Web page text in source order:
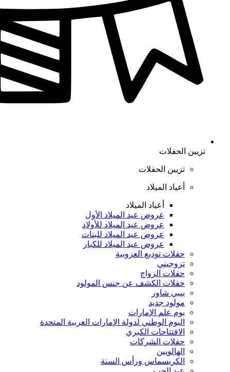
تزيين الحفلات
تزيين الحفلات
أعياد الميلاد
أعياد الميلاد
عروض عيد الميلاد الأول
عروض عيد الميلاد للأولاد
عروض عيد الميلاد للبنات
عروض عيد الميلاد للكبار
حفلات توديع العزوبية
تزوجيني
حفلات الزواج
حفلات الكشف عن جنس المولود
بيبي شاور
مولود جديد
يوم علم الإمارات
اليوم الوطني لدولة الإمارات العربية المتحدة
الافتتاحات الكبري
حفلات الشركات
الهالويين
الكريسماس ورأس السنة